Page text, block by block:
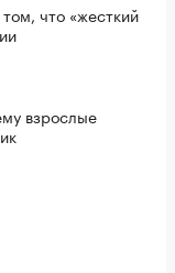
что «жесткий
взрослые